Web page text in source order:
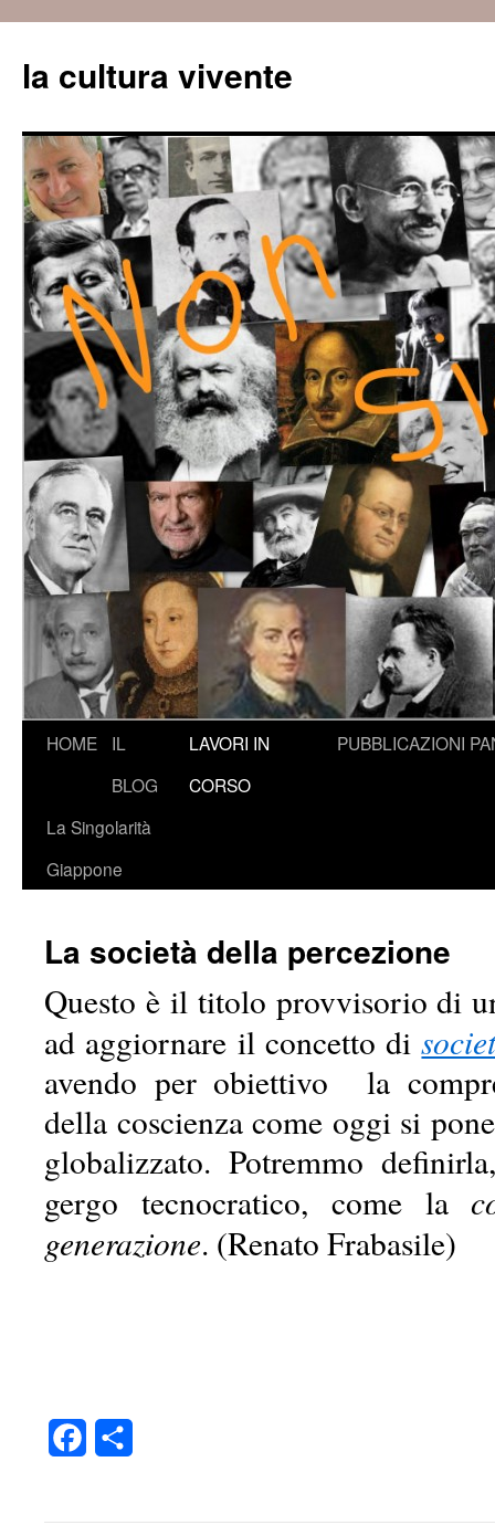
contenuto
la cultura vivente
HOME
IL
BLOG
LAVORI IN
CORSO
PUBBLICAZIONI
La Singolarità
Giappone
La società della percezione
Questo è il titolo provvisorio di
ad aggiornare il concetto di
avendo per obiettivo la
della coscienza come oggi si
globalizzato. Potremmo
gergo tecnocratico, come la
generazione. (Renato Frabasile)
Facebook